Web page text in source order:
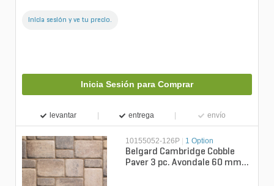
Inicia sesión y ve tu precio.
Inicia Sesión para Comprar
levantar entrega envío
10155052-126P | 1 Option
Belgard Cambridge Cobble
Paver 3 pc. Avondale 60 mm